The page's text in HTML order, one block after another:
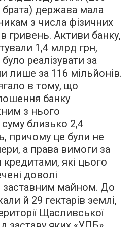
держава мала
з числа фізичних
гривень. Активи банку,
1,4 млрд грн,
реалізувати за
лише за 116 мільйонів.
в тому, що
банку
з нього
близько 2,4
причому це були не
а права вимоги за
які цього
доволі
заставним майном. До
й 29 гектарів землі,
Щасливської